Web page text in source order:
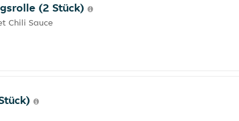
(2 Stück)
Chili Sauce